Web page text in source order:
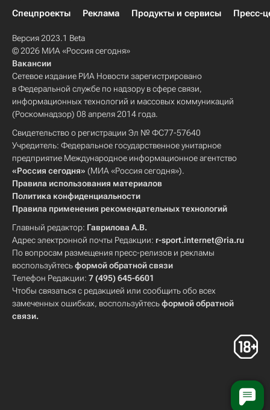
Спецпроекты
Реклама Продукты и сервисы Пресс-
Версия 2023.1 Beta
© 2026 МИА «Россия сегодня»
Вакансии
Сетевое издание РИА Новости зарегистрировано
в Федеральной службе по надзору в сфере связи,
информационных технологий и массовых коммуникаций
(Роскомнадзор) 08 апреля 2014 года.
Свидетельство о регистрации Эл № ФС77-57640
Учредитель: Федеральное государственное унитарное
предприятие Международное информационное агентство
«Россия сегодня» (МИА «Россия сегодня»).
Правила использования материалов
Политика конфиденциальности
Правила применения рекомендательных технологий
Главный редактор: Гаврилова А.В.
Адрес электронной почты Редакции: r-sport.internet@ria.ru
По вопросам размещения пресс-релизов и рекламы
воспользуйтесьформой обратной связи
Телефон Редакции: 7 (495) 645-6601
Чтобы связаться с редакцией или сообщить обо всех
замеченных ошибках, воспользуйтесьформой обратной
связи.